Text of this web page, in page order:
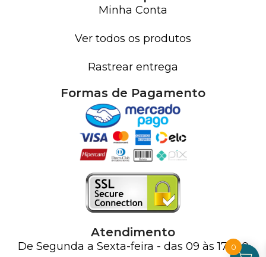
Minha Conta
Ver todos os produtos
Rastrear entrega
Formas de Pagamento
Atendimento
De Segunda a Sexta-feira - das 09 às 17h00
0